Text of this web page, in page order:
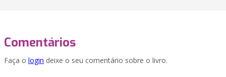
Comentários
Faça o login deixe o seu comentário sobre o livro.